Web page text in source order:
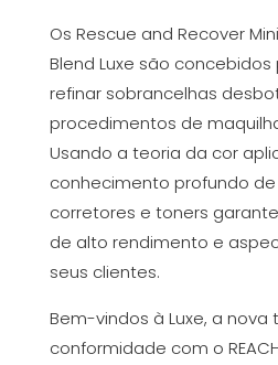
Os Rescue and Recover
Blend Luxe são
refinar sobrancelhas
procedimentos de
Usando a teoria da cor
conhecimento profundo de
corretores e toners
de alto rendimento e
seus clientes.
Bem-vindos à Luxe, a nova
conformidade com o